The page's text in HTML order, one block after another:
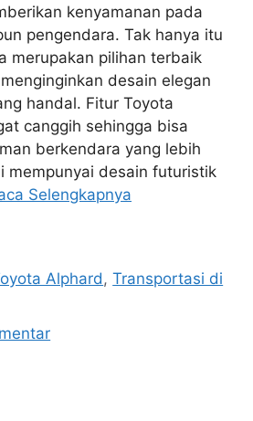
kenyamanan pada
pengendara. Tak hanya itu
merupakan pilihan terbaik
desain elegan
handal. Fitur Toyota
canggih sehingga bisa
berkendara yang lebih
mempunyai desain futuristik
Selengkapnya
Alphard,Transportasi di